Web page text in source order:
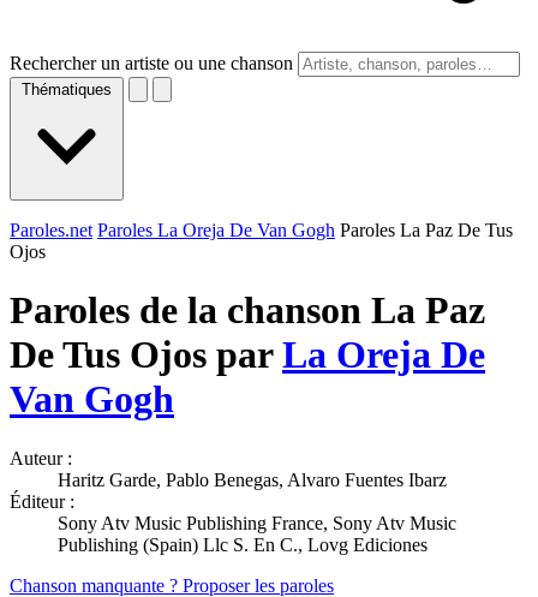
Rechercher un artiste ou une chanson
Thématiques
Paroles.net Paroles La Oreja De Van Gogh Paroles La Paz De Tus
Ojos
Paroles de la chanson La Paz
De Tus Ojos parLa Oreja De
Van Gogh
Auteur :
Haritz Garde, Pablo Benegas, Alvaro Fuentes Ibarz
Éditeur :
Sony Atv Music Publishing France, Sony Atv Music
Publishing (Spain) Llc S. En C., Lovg Ediciones
Chanson manquante ? Proposer les paroles